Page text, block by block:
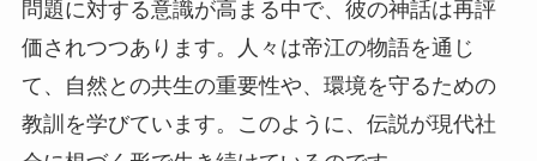
価されつつあります。人々は帝江の物語を通じ
て、自然との共生の重要性や、環境を守るための
教訓を学びています。このように、伝説が現代社
会に根づく形で生き続けているのです。